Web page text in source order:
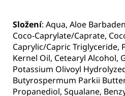
Složení: Aqua, Aloe
Coco-Caprylate/Caprate,
Caprylic/Capric Triglyceride,
Kernel Oil, Cetearyl Alcohol,
Potassium Olivoyl
Butyrospermum Parkii
Propanediol, Squalane,